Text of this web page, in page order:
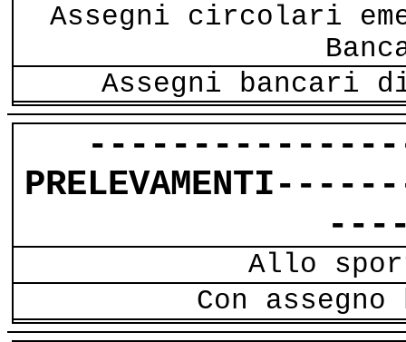
Assegni circolari
Assegni bancari
Allo
Con